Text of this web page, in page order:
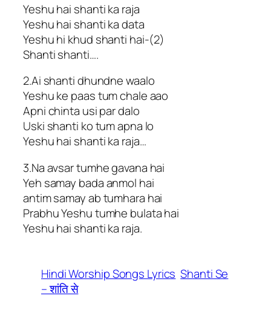
Yeshu hai shanti ka raja
Yeshu hai shanti ka data
Yeshu hi khud shanti hai-(2)
Shanti shanti….
2.Ai shanti dhundne waalo
Yeshu ke paas tum chale aao
Apni chinta usi par dalo
Uski shanti ko tum apna lo
Yeshu hai shanti ka raja…
3.Na avsar tumhe gavana hai
Yeh samay bada anmol hai
antim samay ab tumhara hai
Prabhu Yeshu tumhe bulata hai
Yeshu hai shanti ka raja.
Hindi Worship Songs Lyrics Shanti Se
– शांति से